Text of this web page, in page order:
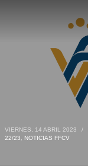
VIERNES, 14 ABRIL 2023 /
22/23
NOTICIAS FFCV